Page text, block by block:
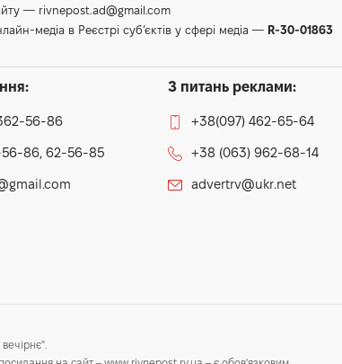
— rivnepost.ad@gmail.com
медіа в Реєстрі суб’єктів у сфері медіа — R-30-01863
56-86
56-86, 62-56-85
З питань реклами:
+38(097) 462-65-64
+38 (063) 962-68-14
advertrv@ukr.net